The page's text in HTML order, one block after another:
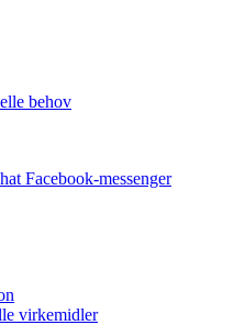
behov
Facebook-messenger
virkemidler